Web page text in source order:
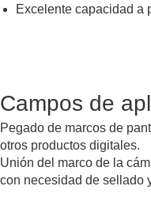
Excelente capacidad a
Campos de
Pegado de marcos de
otros productos digitales.
Unión del marco de la
con necesidad de sellado